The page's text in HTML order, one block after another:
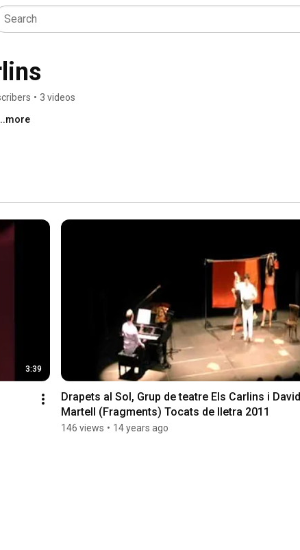
• 3 videos
3:39
Drapets al Sol, Grup de teatre Els Carlins i David
Martell (Fragments) Tocats de lletra 2011
146 views • 14 years ago